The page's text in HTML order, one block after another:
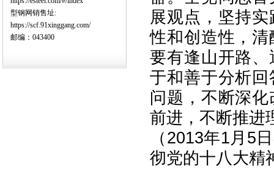
型钢网销售址:
https://scf.91xinggang.com/
邮编：043400
展观点，坚持
性和创造性，
要有逢山开路
于和善于分析
问题，不断深
前进，不断推进
（2013年1月5
彻党的十八大精